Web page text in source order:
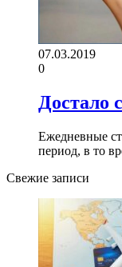
07.03.2019
0
Достало
Ежедневные
период, в то
Свежие записи